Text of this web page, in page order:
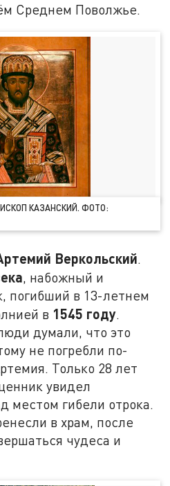
Среднем Поволжье.
КАЗАНСКИЙ. ФОТО:
Веркольский.
, набожный и
погибший в 13-летнем
в 1545 году.
думали, что это
не погребли по-
Только 28 лет
увидел
местом гибели отрока.
в храм, после
чудеса и